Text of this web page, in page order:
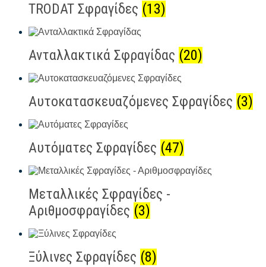
TRODAT Σφραγίδες (13)
Ανταλλακτικά Σφραγίδας (20)
Αυτοκατασκευαζόμενες Σφραγίδες (3)
Αυτόματες Σφραγίδες (47)
Μεταλλικές Σφραγίδες -
Αριθμοσφραγίδες (3)
Ξύλινες Σφραγίδες (8)